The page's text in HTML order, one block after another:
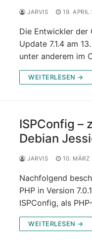
JARVIS 19. APRIL
Die Entwickler der
Update 7.1.4 am
unter anderem im
WEITERLESEN →
ISPConfig –
Debian
JARVIS 10. MÄRZ
Nachfolgend
PHP in Version
ISPConfig, als
WEITERLESEN →